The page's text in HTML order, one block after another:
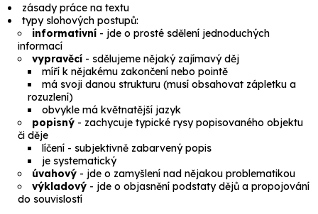
zásady práce na textu
typy slohových postupů:
informativní - jde o prosté sdělení jednoduchých
informací
vypravěcí - sdělujeme nějaký zajímavý děj
míří k nějakému zakončení nebo pointě
má svoji danou strukturu (musí obsahovat zápletku a
rozuzlení)
obvykle má květnatější jazyk
popisný - zachycuje typické rysy popisovaného objektu
či děje
líčení - subjektivně zabarvený popis
je systematický
úvahový - jde o zamyšlení nad nějakou problematikou
výkladový - jde o objasnění podstaty dějů a propojování
do souvislostí